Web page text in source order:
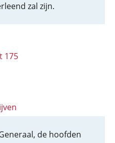
zal zijn.
175
de hoofden